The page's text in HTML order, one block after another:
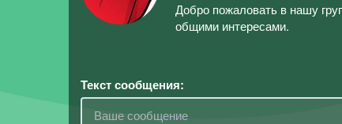
Добро пожаловать в нашу
общими интересами.
Текст сообщения: